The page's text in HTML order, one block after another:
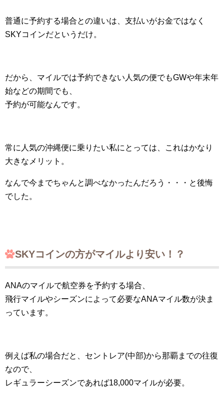
普通に予約する場合との違いは、支払いがお金ではなく
SKYコインだというだけ。
だから、マイルでは予約できない人気の便でもGWや年末年
始などの期間でも、
予約が可能なんです。
常に人気の沖縄便に乗りたい私にとっては、これはかなり
大きなメリット。
なんで今までちゃんと調べなかったんだろう・・・と後悔
でした。
SKYコインの方がマイルより安い！？
ANAのマイルで航空券を予約する場合、
飛行マイルやシーズンによって必要なANAマイル数が決ま
っています。
例えば私の場合だと、セントレア(中部)から那覇までの往復
なので、
レギュラーシーズンであれば18,000マイルが必要。